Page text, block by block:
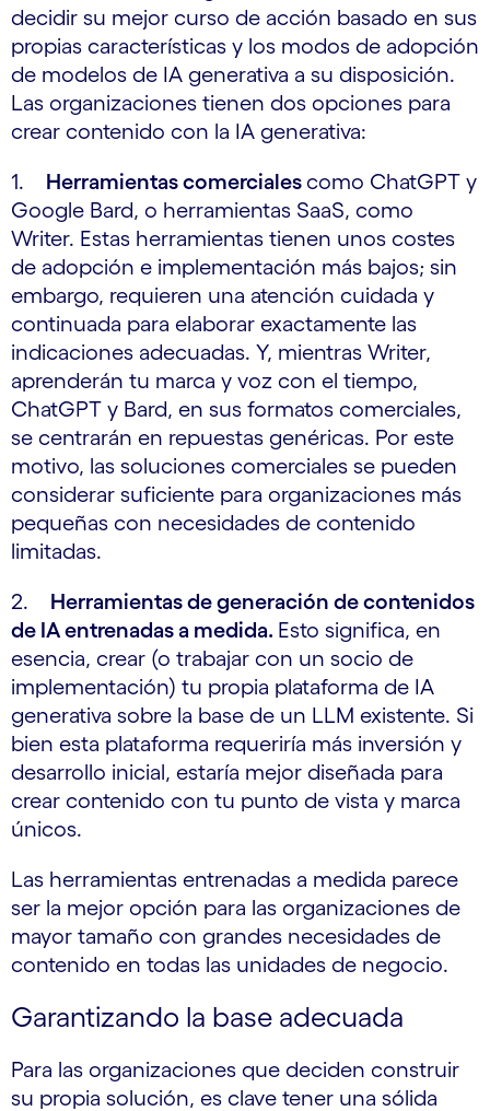
decidir su mejor curso de acción basado en sus
propias características y los modos de adopción
de modelos de IA generativa a su disposición.
Las organizaciones tienen dos opciones para
crear contenido con la IA generativa:
1. Herramientas comerciales como ChatGPT y
Google Bard, o herramientas SaaS, como
Writer. Estas herramientas tienen unos costes
de adopción e implementación más bajos; sin
embargo, requieren una atención cuidada y
continuada para elaborar exactamente las
indicaciones adecuadas. Y, mientras Writer,
aprenderán tu marca y voz con el tiempo,
ChatGPT y Bard, en sus formatos comerciales,
se centrarán en repuestas genéricas. Por este
motivo, las soluciones comerciales se pueden
considerar suficiente para organizaciones más
pequeñas con necesidades de contenido
limitadas.
2. Herramientas de generación de contenidos
de IA entrenadas a medida. Esto significa, en
esencia, crear (o trabajar con un socio de
implementación) tu propia plataforma de IA
generativa sobre la base de un LLM existente. Si
bien esta plataforma requeriría más inversión y
desarrollo inicial, estaría mejor diseñada para
crear contenido con tu punto de vista y marca
únicos.
Las herramientas entrenadas a medida parece
ser la mejor opción para las organizaciones de
mayor tamaño con grandes necesidades de
contenido en todas las unidades de negocio.
Garantizando la base adecuada
Para las organizaciones que deciden construir
su propia solución, es clave tener una sólida